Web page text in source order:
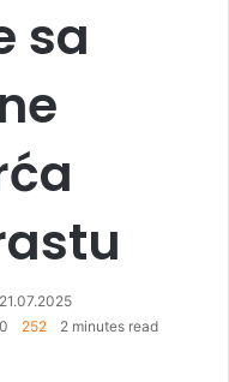
sa
21.07.2025
0
252 2 minutes read